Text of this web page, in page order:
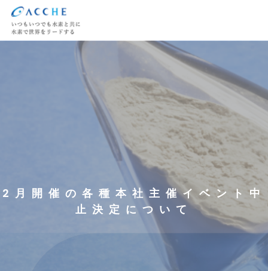
2月開催の各種本社主催イベント中
止決定について